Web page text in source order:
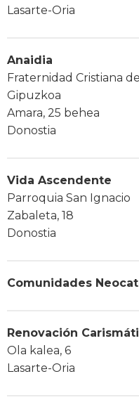
Lasarte-Oria
Anaidia
Fraternidad Cristiana
Gipuzkoa
Amara, 25 behea
Donostia
Vida Ascendente
Parroquia San Ignacio
Zabaleta, 18
Donostia
Comunidades
Renovación
Ola kalea, 6
Lasarte-Oria